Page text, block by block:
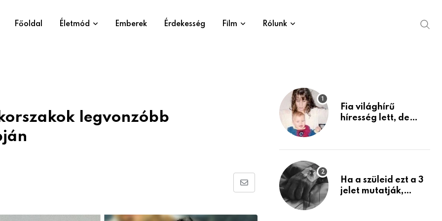
Főoldal Életmód Emberek Érdekesség Film Rólunk
legvonzóbb
Share
Email
Fia világhírű
híresség lett, de
mint azt el tudnád
Ha a szüleid ezt a 3
jelet mutatják,